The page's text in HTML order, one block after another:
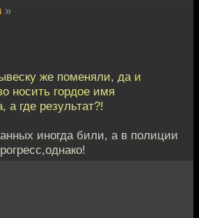
»
же поменяли, да и
носить гордое имя
а где результат?!
иногда били, а в полиции